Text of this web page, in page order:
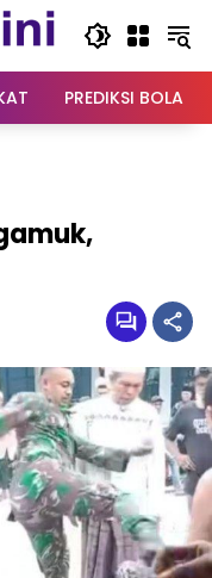
PREDIKSI BOLA